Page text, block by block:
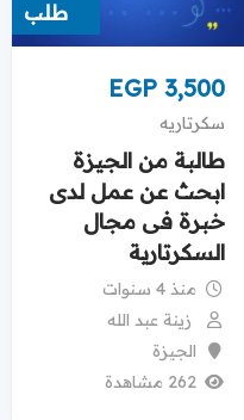
طلب
EGP 3,500
سكرتاريه
طالبة من الجيزة
ابحث عن عمل لدى
خبرة فى مجال
السكرتارية
منذ 4 سنوات
زينة عبد الله
الجيزة
262 مشاهدة